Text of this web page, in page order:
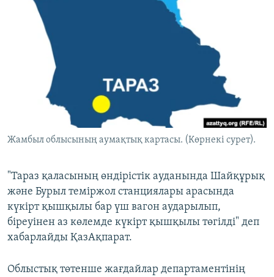
ӘЛЕМ
АРНАЙЫ ЖОБАЛАР
ЖАЗЫЛЫҢЫЗ
Жамбыл облысының аумақтық картасы. (Көрнекі сурет).
"Тараз қаласының өндірістік ауданында Шайқұрық
және Бурыл теміржол станциялары арасында
күкірт қышқылы бар үш вагон аударылып,
біреуінен аз көлемде күкірт қышқылы төгілді" деп
хабарлайды ҚазАқпарат.
Облыстық төтенше жағдайлар департаментінің